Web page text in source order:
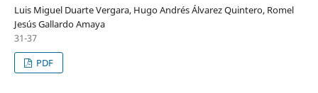
Luis Miguel Duarte Vergara, Hugo Andrés Álvarez Quintero, Romel
Jesús Gallardo Amaya
31-37
PDF